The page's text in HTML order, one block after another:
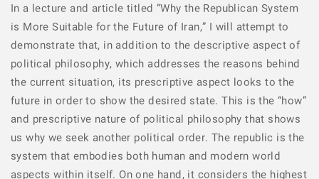
In a lecture and article titled “Why the Republican System
is More Suitable for the Future of Iran,” I will attempt to
demonstrate that, in addition to the descriptive aspect of
political philosophy, which addresses the reasons behind
the current situation, its prescriptive aspect looks to the
future in order to show the desired state. This is the “how”
and prescriptive nature of political philosophy that shows
us why we seek another political order. The republic is the
system that embodies both human and modern world
aspects within itself. On one hand, it considers the highest